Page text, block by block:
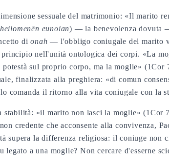
sessuale del matrimonio: «Il marito
eunoian) — la benevolenza dovuta
dionah — l'obbligo coniugale del marito
nell'unità ontologica dei corpi. «La
sul proprio corpo, ma la moglie»
finalizzata alla preghiera: «di comun
comanda il ritorno alla vita coniugale con la
«il marito non lasci la moglie» (1Cor
credente che acconsente alla convivenza,
supera la differenza religiosa: il coniuge non
a una moglie? Non cercare d'esserne